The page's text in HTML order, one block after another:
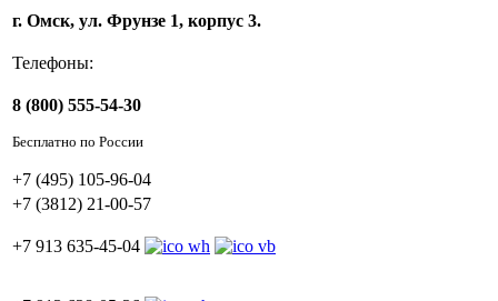
г. Омск, ул. Фрунзе 1, корпус 3.
Телефоны:
8 (800) 555-54-30
Бесплатно по России
+7 (495) 105-96-04
+7 (3812) 21-00-57
+7 913 635-45-04